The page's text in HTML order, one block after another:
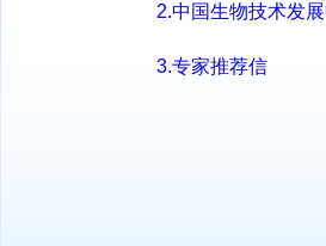
2.中国生物技术发
3.专家推荐信